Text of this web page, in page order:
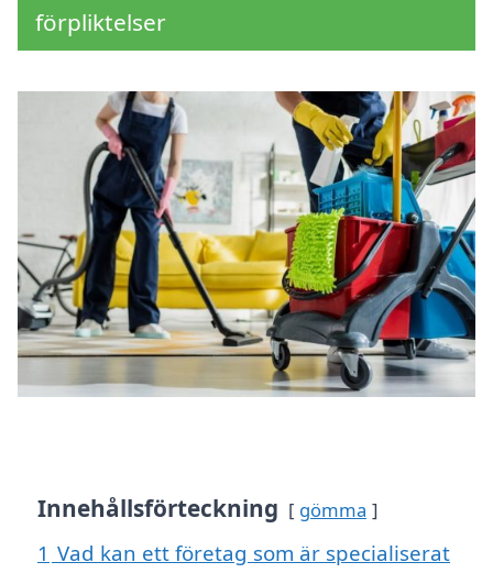
förpliktelser
Innehållsförteckning gömma
1 Vad kan ett företag som är specialiserat